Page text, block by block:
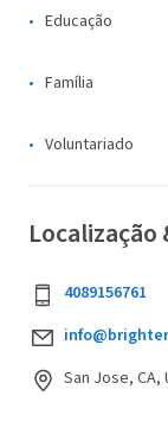
Educação
Família
Voluntariado
4089156761
San Jose, CA,